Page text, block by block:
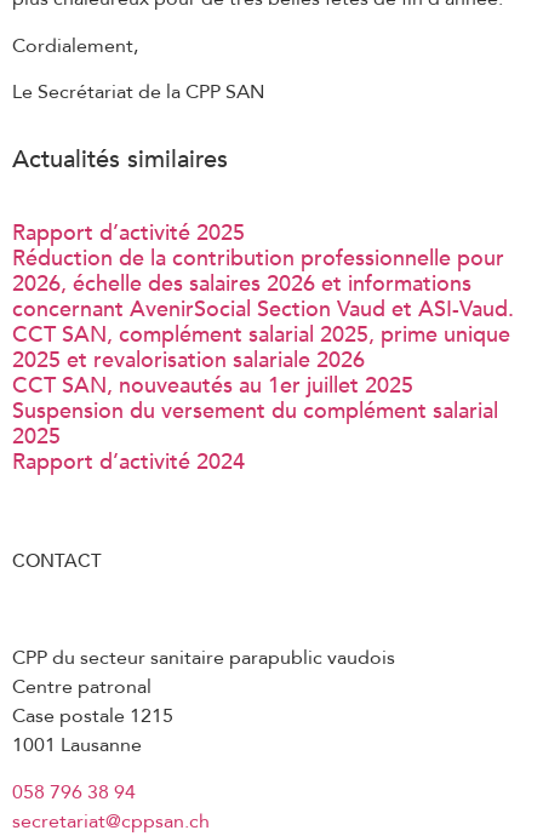
Cordialement,
Le Secrétariat de la CPP SAN
Actualités similaires
Rapport d’activité 2025
Réduction de la contribution professionnelle pour
2026, échelle des salaires 2026 et informations
concernant AvenirSocial Section Vaud et ASI-Vaud.
CCT SAN, complément salarial 2025, prime unique
2025 et revalorisation salariale 2026
CCT SAN, nouveautés au 1er juillet 2025
Suspension du versement du complément salarial
2025
Rapport d’activité 2024
CONTACT
CPP du secteur sanitaire parapublic vaudois
Centre patronal
Case postale 1215
1001 Lausanne
058 796 38 94
secretariat@cppsan.ch